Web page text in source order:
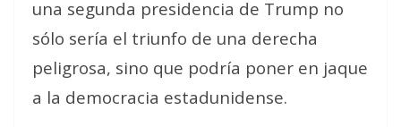
una segunda presidencia de Trump no
sólo sería el triunfo de una derecha
peligrosa, sino que podría poner en jaque
a la democracia estadunidense.